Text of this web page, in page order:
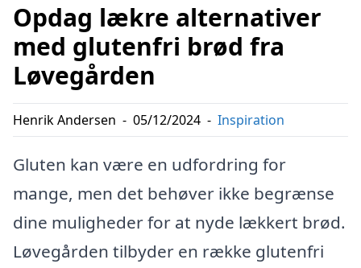
Opdag lækre alternativer
med glutenfri brød fra
Løvegården
Henrik Andersen - 05/12/2024 - Inspiration
Gluten kan være en udfordring for
mange, men det behøver ikke begrænse
dine muligheder for at nyde lækkert brød.
Løvegården tilbyder en række glutenfri